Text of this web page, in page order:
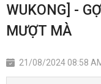
WUKONG] -
MƯỢT MÀ
21/08/2024 08:58